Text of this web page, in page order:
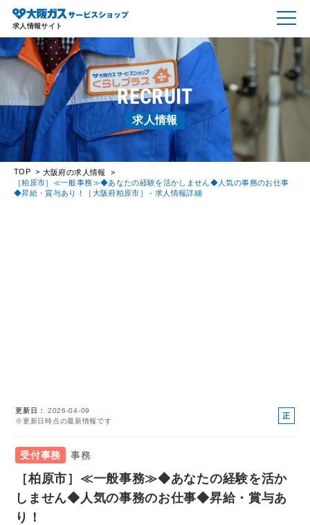
求人情報サイト
RECRUIT
求人情報
TOP
大阪府の求人情報
［柏原市］≪一般事務≫◆あなたの経験を活かしません◆人気の事務のお仕事
◆昇給・賞与あり！［大阪府柏原市］ - 求人情報詳細
更新日
2026-04-09
※更新日時点の最新情報です
正
受付事務 事務
［柏原市］≪一般事務≫◆あなたの経験を活か
しません◆人気の事務のお仕事◆昇給・賞与あ
り！